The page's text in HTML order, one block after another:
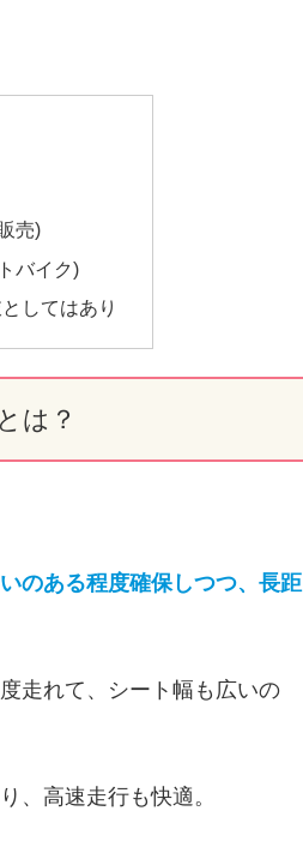
売)
バイク)
してはあり
は？
のある程度確保しつつ、長距
走れて、シート幅も広いの
、高速走行も快適。